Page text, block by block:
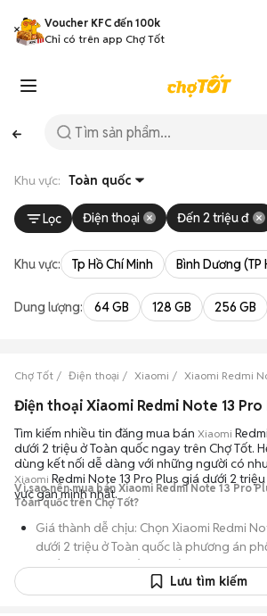
Voucher KFC đến 100k
Chỉ có trên app Chợ Tốt
Khu vực: Toàn quốc
Lọc Điện thoại Đến 2 triệu đ
Khu vực: Tp Hồ Chí Minh Bình Dương (TP
Dung lượng: 64 GB 128 GB 256 GB
Chợ Tốt Điện thoại Xiaomi Xiaomi Redmi
Tìm kiếm nhiều tin đăng mua bán Xiaomi
dưới 2 triệu ở Toàn quốc ngay trên Chợ Tốt.
dùng kết nối dễ dàng với những người có
Xiaomi Redmi Note 13 Pro Plus giá dưới 2
vực gần mình nhất.
Vì sao nên mua bán Xiaomi Redmi Note 13 Pro
Toàn quốc trên Chợ Tốt?
Giá thành dễ chịu: Chọn Xiaomi Redmi
dưới 2 triệu ở Toàn quốc là phương án
muốn sử dụng thiết bị chất lượng nhưng
mức giá đắt đỏ của máy mới.Lưu tìm kiếm